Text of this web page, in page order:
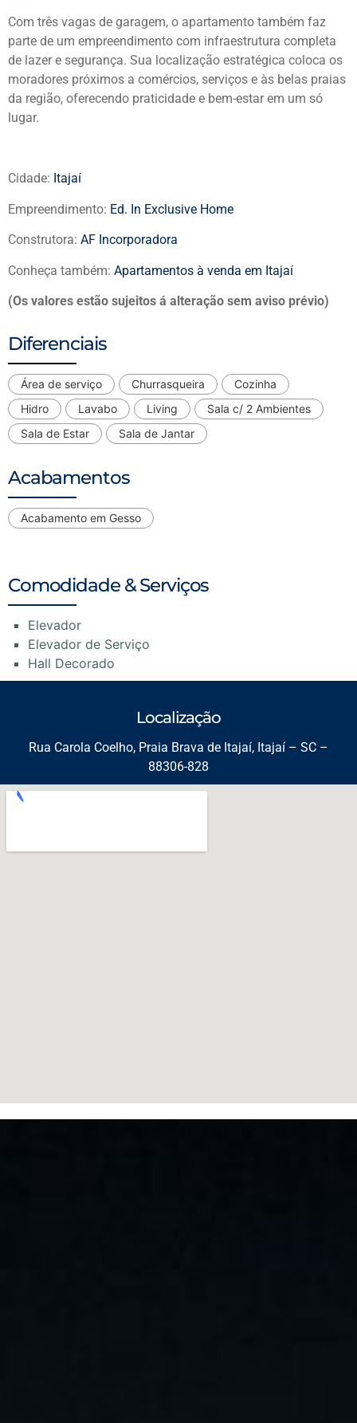
Com três vagas de garagem, o apartamento também faz
parte de um empreendimento com infraestrutura completa
de lazer e segurança. Sua localização estratégica coloca os
moradores próximos a comércios, serviços e às belas praias
da região, oferecendo praticidade e bem-estar em um só
lugar.
Cidade: Itajaí
Empreendimento: Ed. In Exclusive Home
Construtora: AF Incorporadora
Conheça também: Apartamentos à venda em Itajaí
(Os valores estão sujeitos á alteração sem aviso prévio)
Diferenciais
Área de serviço Churrasqueira
Cozinha
Hidro
Lavabo Living
Sala c/ 2 Ambientes
Sala de Estar
Sala de Jantar
Acabamentos
Acabamento em Gesso
Comodidade & Serviços
Elevador
Elevador de Serviço
Hall Decorado
Localização
Rua Carola Coelho, Praia Brava de Itajaí, Itajaí – SC –
88306-828